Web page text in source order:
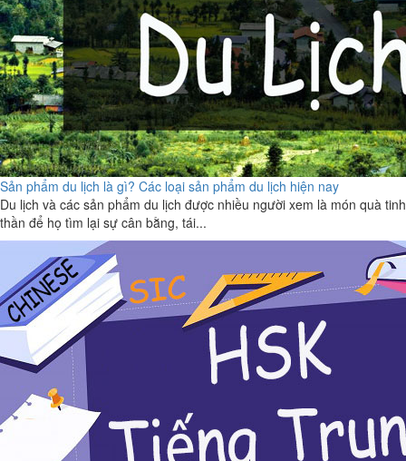
Sản phẩm du lịch là gì? Các loại sản phẩm du lịch hiện nay
Du lịch và các sản phẩm du lịch được nhiều người xem là món quà tinh
thần để họ tìm lại sự cân bằng, tái...